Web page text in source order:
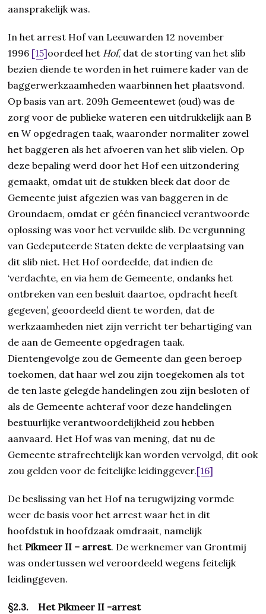
aansprakelijk was.
In het arrest Hof van Leeuwarden 12 november
1996 [15]oordeel het Hof, dat de storting van het slib
bezien diende te worden in het ruimere kader van de
baggerwerkzaamheden waarbinnen het plaatsvond.
Op basis van art. 209h Gemeentewet (oud) was de
zorg voor de publieke wateren een uitdrukkelijk aan B
en W opgedragen taak, waaronder normaliter zowel
het baggeren als het afvoeren van het slib vielen. Op
deze bepaling werd door het Hof een uitzondering
gemaakt, omdat uit de stukken bleek dat door de
Gemeente juist afgezien was van baggeren in de
Groundaem, omdat er géén financieel verantwoorde
oplossing was voor het vervuilde slib. De vergunning
van Gedeputeerde Staten dekte de verplaatsing van
dit slib niet. Het Hof oordeelde, dat indien de
‘verdachte, en via hem de Gemeente, ondanks het
ontbreken van een besluit daartoe, opdracht heeft
gegeven’, geoordeeld dient te worden, dat de
werkzaamheden niet zijn verricht ter behartiging van
de aan de Gemeente opgedragen taak.
Dientengevolge zou de Gemeente dan geen beroep
toekomen, dat haar wel zou zijn toegekomen als tot
de ten laste gelegde handelingen zou zijn besloten of
als de Gemeente achteraf voor deze handelingen
bestuurlijke verantwoordelijkheid zou hebben
aanvaard. Het Hof was van mening, dat nu de
Gemeente strafrechtelijk kan worden vervolgd, dit ook
zou gelden voor de feitelijke leidinggever.[16]
De beslissing van het Hof na terugwijzing vormde
weer de basis voor het arrest waar het in dit
hoofdstuk in hoofdzaak omdraait, namelijk
hetPikmeer II – arrest. De werknemer van Grontmij
was ondertussen wel veroordeeld wegens feitelijk
leidinggeven.
§2.3. Het Pikmeer II -arrest